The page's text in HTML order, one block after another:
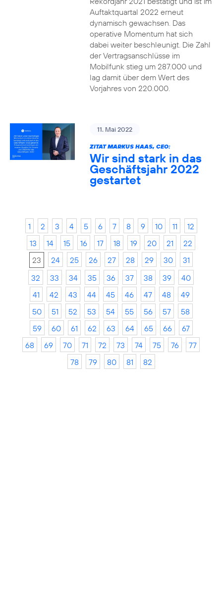
Auftaktquartal 2022 erneut
dynamisch gewachsen. Das
operative Momentum hat sich
dabei weiter beschleunigt. Die Zahl
der Vertragsanschlüsse im
Mobilfunk stieg um 287.000 und
lag damit über dem Wert des
Vorjahres von 220.000.
11. Mai 2022
ZITAT MARKUS HAAS, CEO:
Wir sind stark in das
Geschäftsjahr 2022
gestartet
1 2 3 4 5 6 7 8 9 10 11
12
13
14 15 16 17 18 19 20 21
22
23
24 25 26 27 28 29 30
31
32
33 34 35 36 37 38 39
40
41
42 43 44 45 46 47 48
49
50
51 52 53 54 55 56 57
58
59
60 61 62 63 64 65 66
67
68
69 70 71 72 73 74 75 76
77
78
79 80 81 82